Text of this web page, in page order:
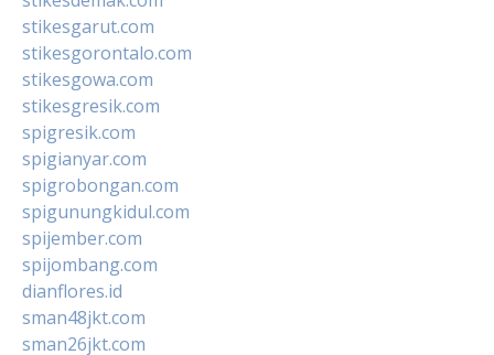
stikesgarut.com
stikesgorontalo.com
stikesgowa.com
stikesgresik.com
spigresik.com
spigianyar.com
spigrobongan.com
spigunungkidul.com
spijember.com
spijombang.com
dianflores.id
sman48jkt.com
sman26jkt.com